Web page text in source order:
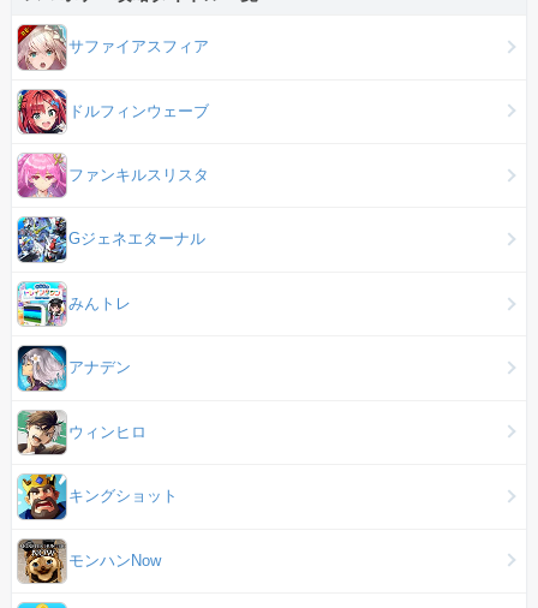
サファイアスフィア
ドルフィンウェーブ
ファンキルスリスタ
Gジェネエターナル
みんトレ
アナデン
ウィンヒロ
キングショット
モンハンNow